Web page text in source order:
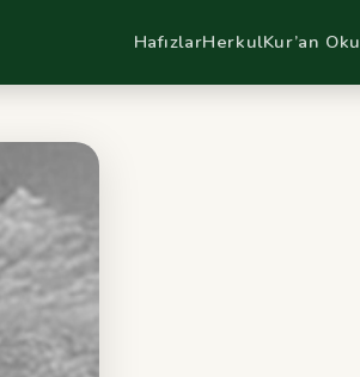
HafızlarHerkulKur’an Oku